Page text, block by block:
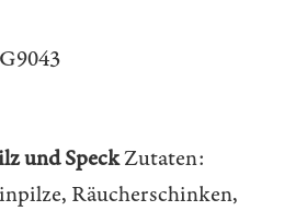
und SpeckZutaten:
Räucherschinken,